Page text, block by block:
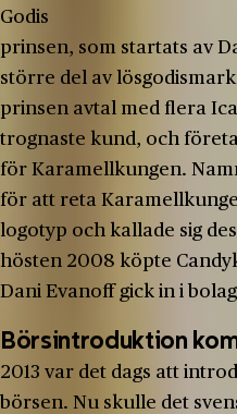
Godis
prinsen, som startats av
större del av
prinsen avtal med flera
trognaste kund, och
för Karamellkungen.
för att reta
logotyp och kallade sig
hösten 2008 köpte
Dani Evanoff gick in i
Börsintroduktion
2013 var det dags att
börsen. Nu skulle det